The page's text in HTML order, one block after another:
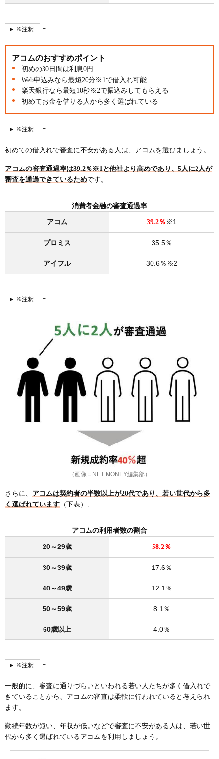
※注釈
アコムのおすすめポイント
初めの30日間は利息0円
Web申込みなら最短20分※1で借入れ可能
楽天銀行なら最短10秒※2で振込みしてもらえる
初めてお金を借りる人から多く選ばれている
※注釈
初めての借入れで審査に不安がある人は、アコムを選びましょう。
アコムの審査通過率は39.2％※1と他社より高めであり、5人に2人が
審査を通過できているためです。
消費者金融の審査通過率
アコム 39.2％ ※1
プロミス 35.5％
アイフル 30.6％※2
※注釈
（画像＝NET MONEY編集部）
さらに、 アコムは契約者の半数以上が20代であり、若い世代から多
く選ばれています （下表）。
アコムの利用者数の割合
20～29歳 58.2％
30～39歳 17.6％
40～49歳 12.1％
50～59歳 8.1％
60歳以上 4.0％
※注釈
一般的に、審査に通りづらいといわれる若い人たちが多く借入れで
きていることから、アコムの審査は柔軟に行われていると考えられ
ます。
勤続年数が短い、年収が低いなどで審査に不安がある人は、若い世
代から多く選ばれているアコムを利用しましょう。